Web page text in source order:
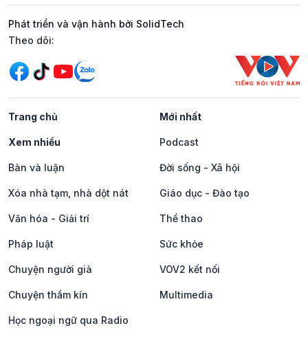
Phát triển và vận hành bởi SolidTech
Mạng xã hội
Theo dõi:
Trang chủ Mới nhất
Xem nhiều Podcast
Bàn và luận Đời sống - Xã hội
Xóa nhà tạm, nhà dột nát Giáo dục - Đào tạo
Văn hóa - Giải trí Thể thao
Pháp luật Sức khỏe
Chuyện người già VOV2 kết nối
Chuyện thầm kín Multimedia
Học ngoại ngữ qua Radio